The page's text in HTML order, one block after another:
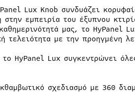
Lux Knob συνδυάζει
εμπειρία του έξυπνου
μας, το HyPanel
τελειότητα με την προηγμένη
HyPanel Lux συγκεντρώνει
σχεδιασμό με 360